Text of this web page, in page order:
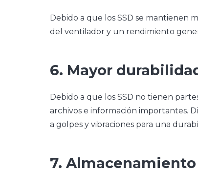
Debido a que los SSD se mantienen
del ventilador y un rendimiento
6. Mayor
Debido a que los SSD no tienen
archivos e información importantes.
a golpes y vibraciones para una
7.